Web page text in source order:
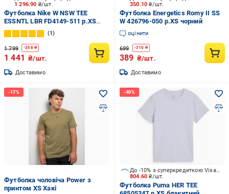
1 296.90 ₴/шт.
Футболка Nike W NSW TEE
ESSNTL LBR FD4149-511 р.XS
фіолетовий
1
1 799 -358₴
1 441 ₴/шт.
Доставимо
350.10₴/шт.
Футболка Energetics Romy II SS
W 426796-050 р.XS чорний
оцінити
699 -310 ₴
389 ₴/шт.
Доставимо
Футболка чоловіча Power з
принтом XS Хакі
804.60₴/шт.
До -10% з суперкредиткою Visa Вигода
Футболка Puma HER TEE